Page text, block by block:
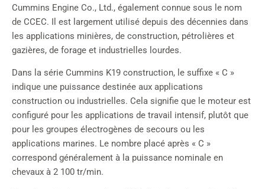
Cummins Engine Co., Ltd., également connue sous le nom
de CCEC. Il est largement utilisé depuis des décennies dans
les applications minières, de construction, pétrolières et
gazières, de forage et industrielles lourdes.
Dans la série Cummins K19 construction, le suffixe « C »
indique une puissance destinée aux applications
construction ou industrielles. Cela signifie que le moteur est
configuré pour les applications de travail intensif, plutôt que
pour les groupes électrogènes de secours ou les
applications marines. Le nombre placé après « C »
correspond généralement à la puissance nominale en
chevaux à 2 100 tr/min.